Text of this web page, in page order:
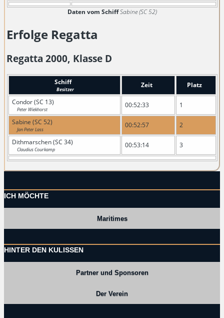
Daten vom SchiffSabine (SC 52)
Erfolge Regatta
Regatta 2000, Klasse D
Schiff
Besitzer
Zeit
Platz
Condor (SC 13)
Peter Wiekhorst
00:52:33
1
Sabine (SC 52)
Jan Peter Lass
00:52:57
2
Dithmarschen (SC 34)
Claudius Courkamp
00:53:14 3
ICH MÖCHTE
Maritimes
HINTER DEN KULISSEN
Partner und Sponsoren
Der Verein